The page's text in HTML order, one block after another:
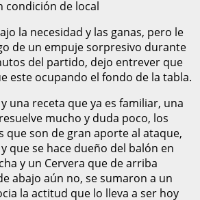
de local
la necesidad y las ganas, pero le
de un empuje sorpresivo durante
del partido, dejo entrever que
este ocupando el fondo de la tabla.
una receta que ya es familiar, una
mucho y duda poco, los
que son de gran aporte al ataque,
que se hace dueño del balón en
y un Cervera que de arriba
abajo aún no, se sumaron a un
la actitud que lo lleva a ser hoy